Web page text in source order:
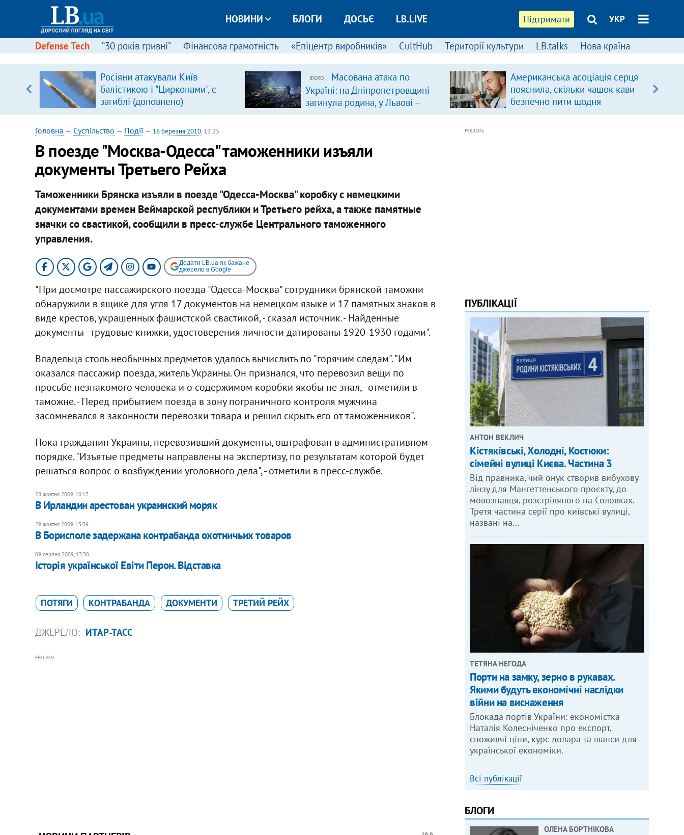
Підтримати УКР
НОВИНИ БЛОГИ ДОСЬЄ LB.LIVE
Defense Tech “30 років гривні” Фінансова грамотність «Епіцентр виробників» CultHub Території культури LB.talks Нова країна
Росіяни атакували Київ
балістикою і "Цирконами", є
загиблі (доповнено)
ФОТО
Масована атака по
Україні: на Дніпропетровщині
загинула родина, у Львові –
удар по багатоповерхівках
Американська асоціація серця
пояснила, скільки чашок кави
безпечно пити щодня
Головна — Суспільство — Події— 16 березня 2010, 13:25
В поезде "Москва-Одесса" таможенники изъяли
документы Третьего Рейха
Таможенники Брянска изъяли в поезде "Одесса-Москва" коробку с немецкими
документами времен Веймарской республики и Третьего рейха, а также памятные
значки со свастикой, сообщили в пресс-службе Центрального таможенного
управления.
Додати LB.ua як бажане
джерело в Google
"При досмотре пассажирского поезда "Одесса-Москва" сотрудники брянской таможни
обнаружили в ящике для угля 17 документов на немецком языке и 17 памятных знаков в
виде крестов, украшенных фашистской свастикой, - сказал источник. - Найденные
документы - трудовые книжки, удостоверения личности датированы 1920-1930 годами".
Владельца столь необычных предметов удалось вычислить по "горячим следам". "Им
оказался пассажир поезда, житель Украины. Он признался, что перевозил вещи по
просьбе незнакомого человека и о содержимом коробки якобы не знал, - отметили в
таможне. - Перед прибытием поезда в зону пограничного контроля мужчина
засомневался в законности перевозки товара и решил скрыть его от таможенников".
Пока гражданин Украины, перевозивший документы, оштрафован в административном
порядке. "Изъятые предметы направлены на экспертизу, по результатам которой будет
решаться вопрос о возбуждении уголовного дела", - отметили в пресс-службе.
28 жовтня 2009, 10:17
В Ирландии арестован украинский моряк
29 жовтня 2009, 13:59
В Борисполе задержана контрабанда охотничьих товаров
09 серпня 2009, 13:30
Історія української Евіти Перон. Відставка
ПОТЯГИ КОНТРАБАНДА ДОКУМЕНТИ ТРЕТИЙ РЕЙХ
ДЖЕРЕЛО: ИТАР-ТАСС
РЕКЛАМА
РЕКЛАМА
ПУБЛІКАЦІЇ
АНТОН ВЕКЛИЧ
Кістяківські, Холодні, Костюки:
сімейні вулиці Києва. Частина 3
Від правника, чий онук створив вибухову
лінзу для Мангеттенського проєкту, до
мовознавця, розстріляного на Соловках.
Третя частина серії про київські вулиці,
названі на…
ТЕТЯНА НЕГОДА
Порти на замку, зерно в рукавах.
Якими будуть економічні наслідки
війни на виснаження
Блокада портів України: економістка
Наталія Колесніченко про експорт,
споживчі ціни, курс долара та шанси для
української економіки.
Всі публікації
БЛОГИ
ОЛЕНА БОРТНІКОВА